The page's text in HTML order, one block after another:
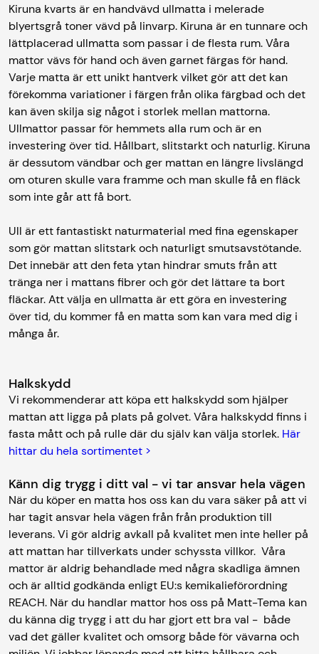
Kiruna kvarts är en handvävd ullmatta i melerade
blyertsgrå toner vävd på linvarp. Kiruna är en tunnare och
lättplacerad ullmatta som passar i de flesta rum. Våra
mattor vävs för hand och även garnet färgas för hand.
Varje matta är ett unikt hantverk vilket gör att det kan
förekomma variationer i färgen från olika färgbad och det
kan även skilja sig något i storlek mellan mattorna.
Ullmattor passar för hemmets alla rum och är en
investering över tid. Hållbart, slitstarkt och naturlig. Kiruna
är dessutom vändbar och ger mattan en längre livslängd
om oturen skulle vara framme och man skulle få en fläck
som inte går att få bort.
Ull är ett fantastiskt naturmaterial med fina egenskaper
som gör mattan slitstark och naturligt smutsavstötande.
Det innebär att den feta ytan hindrar smuts från att
tränga ner i mattans fibrer och gör det lättare ta bort
fläckar. Att välja en ullmatta är ett göra en investering
över tid, du kommer få en matta som kan vara med dig i
många år.
Halkskydd
Vi rekommenderar att köpa ett halkskydd som hjälper
mattan att ligga på plats på golvet. Våra halkskydd finns i
fasta mått och på rulle där du själv kan välja storlek. Här
hittar du hela sortimentet >
Känn dig trygg i ditt val - vi tar ansvar hela vägen
När du köper en matta hos oss kan du vara säker på att vi
har tagit ansvar hela vägen från från produktion till
leverans. Vi gör aldrig avkall på kvalitet men inte heller på
att mattan har tillverkats under schyssta villkor. Våra
mattor är aldrig behandlade med några skadliga ämnen
och är alltid godkända enligt EU:s kemikalieförordning
REACH. När du handlar mattor hos oss på Matt-Tema kan
du känna dig trygg i att du har gjort ett bra val - både
vad det gäller kvalitet och omsorg både för vävarna och